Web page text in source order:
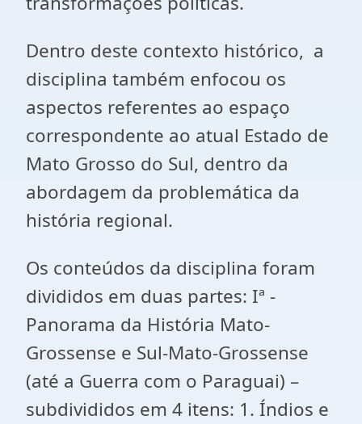
Dentro deste contexto histórico, a
disciplina também enfocou os
aspectos referentes ao espaço
correspondente ao atual Estado de
Mato Grosso do Sul, dentro da
abordagem da problemática da
história regional.
Os conteúdos da disciplina foram
divididos em duas partes: Iª -
Panorama da História Mato-
Grossense e Sul-Mato-Grossense
(até a Guerra com o Paraguai) –
subdivididos em 4 itens: 1. Índios e